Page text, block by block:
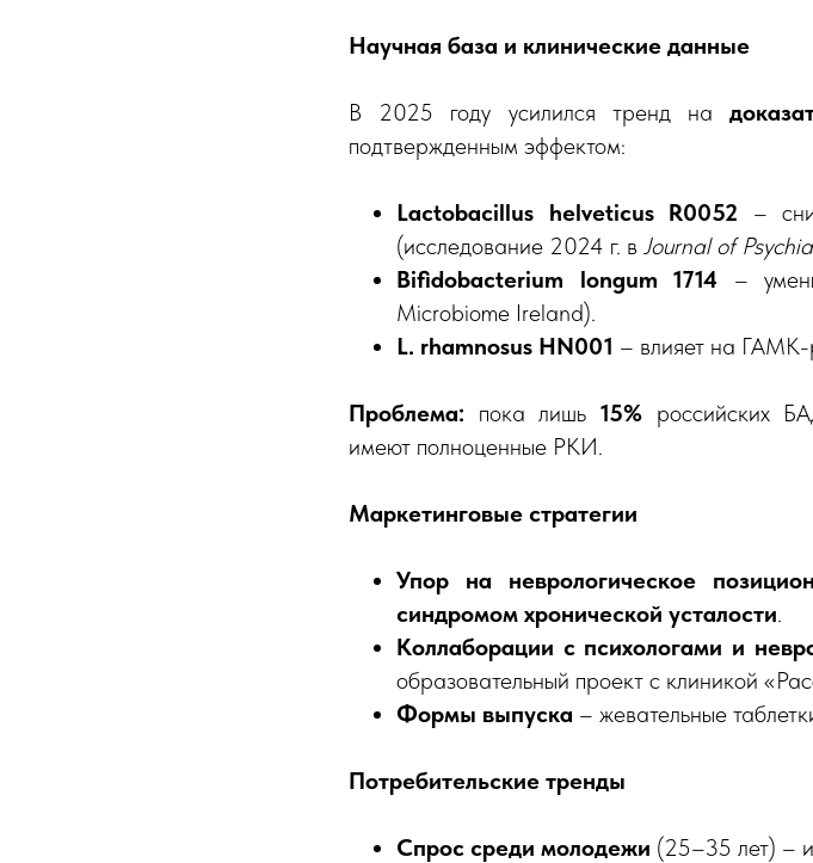
Научная база и клинические данные
В 2025 году усилился тренд на
подтвержденным эффектом:
Lactobacillus helveticus R0052 –
(исследование 2024 г. в Journal of
Bifidobacterium longum 1714 –
Microbiome Ireland).
L. rhamnosus HN001 – влияет на ГАМК-
Проблема: пока лишь 15%российских
имеют полноценные РКИ.
Маркетинговые стратегии
Упор на неврологическое
синдромом хронической усталости.
Коллаборации с психологами и
образовательный проект с клиникой
Формы выпуска – жевательные
Потребительские тренды
Спрос среди молодежи (25–35 лет) –